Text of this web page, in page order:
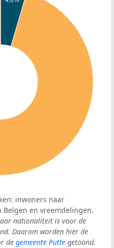
inwoners naar
en vreemdelingen.
nationaliteit is voor de
Daarom worden hier de
de gemeente Putte getoond.